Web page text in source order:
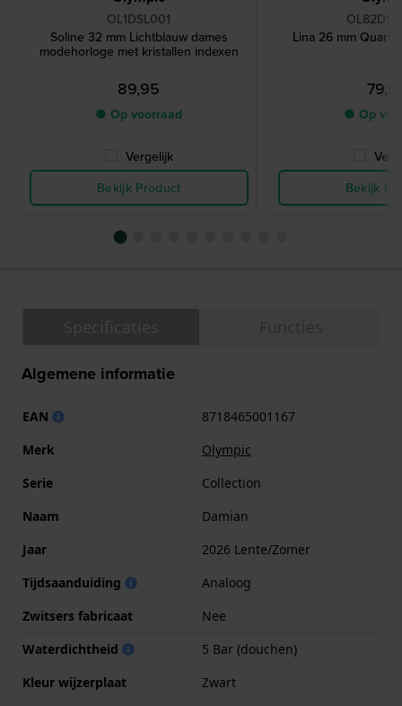
OL1DSL001
Soline 32 mm Lichtblauw dames
modehorloge met kristallen indexen
89,95
● Op voorraad
Vergelijk
Bekijk Product
Lina 26 mm
● Op
Bekijk
Algemene informatie
EAN
8718465001167
Merk
Olympic
Serie
Collection
Naam
Damian
Jaar
2026 Lente/Zomer
Tijdsaanduiding
Analoog
Zwitsers fabricaat
Nee
Waterdichtheid
5 Bar (douchen)
Kleur wijzerplaat
Zwart